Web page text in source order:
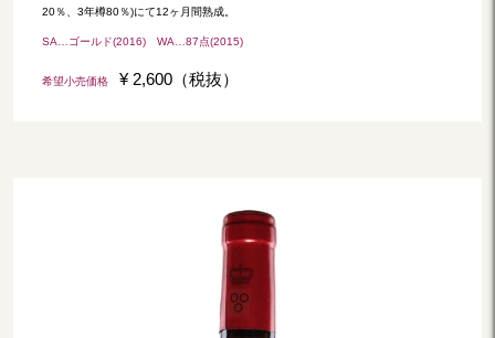
20％、3年樽80％)にて12ヶ月間熟成。
SA…ゴールド(2016) WA…87点(2015)
希望小売価格 ¥ 2,600（税抜）